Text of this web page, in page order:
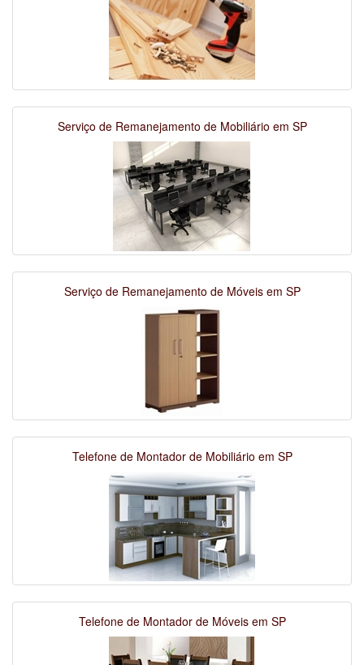
Serviço de Remanejamento de Mobiliário em SP
Serviço de Remanejamento de Móveis em SP
Telefone de Montador de Mobiliário em SP
Telefone de Montador de Móveis em SP